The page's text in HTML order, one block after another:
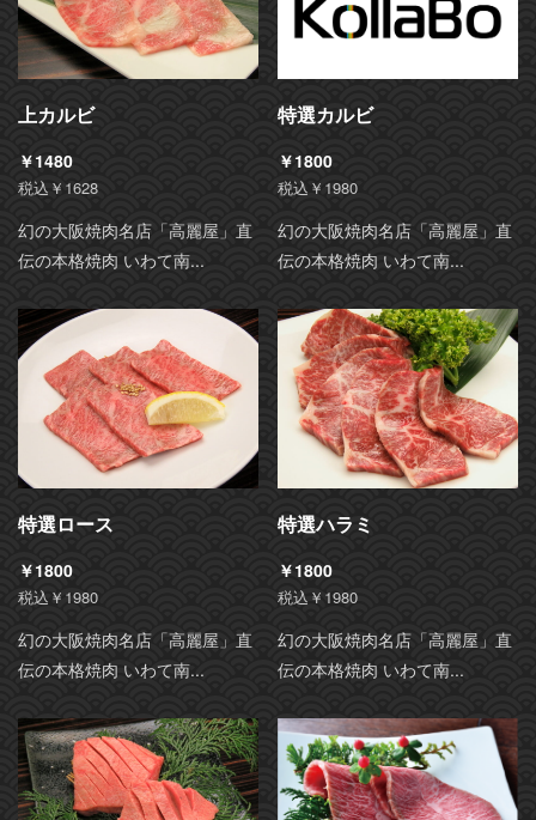
上カルビ
￥1480
税込￥1628
幻の大阪焼肉名店「高麗屋」直
伝の本格焼肉 いわて南...
特選カルビ
￥1800
税込￥1980
幻の大阪焼肉名店「高麗屋」直
伝の本格焼肉 いわて南...
特選ロース
￥1800
税込￥1980
幻の大阪焼肉名店「高麗屋」直
伝の本格焼肉 いわて南...
特選ハラミ
￥1800
税込￥1980
幻の大阪焼肉名店「高麗屋」直
伝の本格焼肉 いわて南...